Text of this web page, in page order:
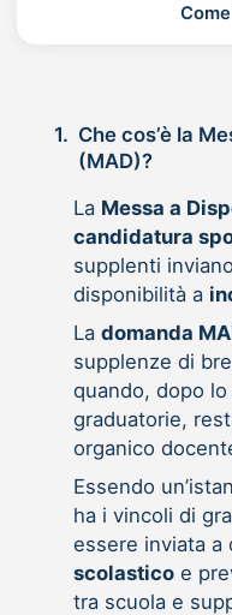
1. Che cos’è la Messa a
(MAD)?
La Messa a
candidatura
supplenti
disponibilità a
La domanda
supplenze di
quando, dopo
graduatorie,
organico
Essendo
ha i vincoli di
essere inviata a
scolasticoe
tra scuola e